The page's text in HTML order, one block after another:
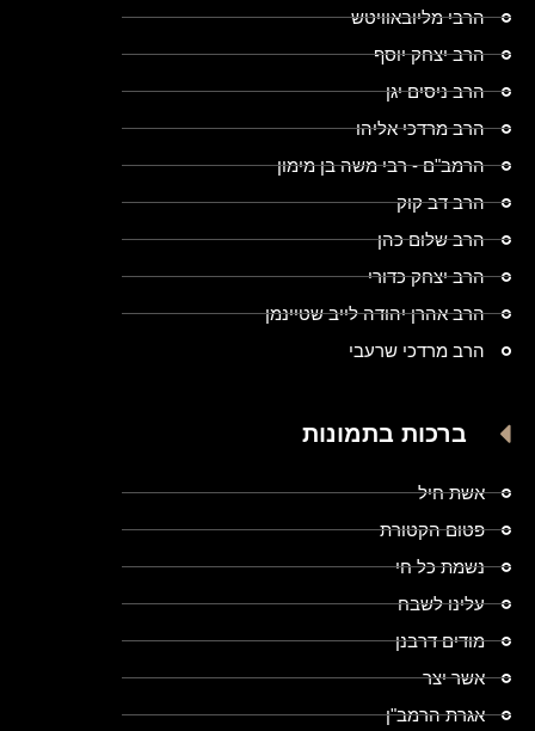
הרבי מליובאוויטש
הרב יצחק יוסף
הרב ניסים יגן
הרב מרדכי אליהו
הרמב"ם - רבי משה בן מימון
הרב דב קוק
הרב שלום כהן
הרב יצחק כדורי
הרב אהרן יהודה לייב שטיינמן
הרב מרדכי שרעבי
ברכות בתמונות
אשת חיל
פטום הקטורת
נשמת כל חי
עלינו לשבח
מודים דרבנן
אשר יצר
אגרת הרמב"ן